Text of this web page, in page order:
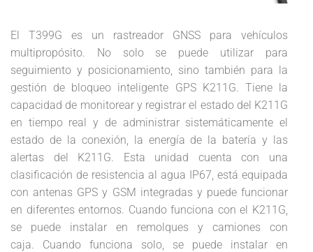
El T399G es un rastreador GNSS para vehículos
multipropósito. No solo se puede utilizar para
seguimiento y posicionamiento, sino también para la
gestión de bloqueo inteligente GPS K211G. Tiene la
capacidad de monitorear y registrar el estado del K211G
en tiempo real y de administrar sistemáticamente el
estado de la conexión, la energía de la batería y las
alertas del K211G. Esta unidad cuenta con una
clasificación de resistencia al agua IP67, está equipada
con antenas GPS y GSM integradas y puede funcionar
en diferentes entornos. Cuando funciona con el K211G,
se puede instalar en remolques y camiones con
caja. Cuando funciona solo, se puede instalar en